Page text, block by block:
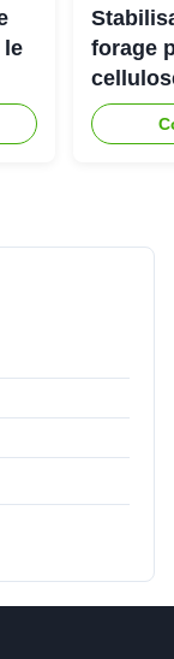
le
forage